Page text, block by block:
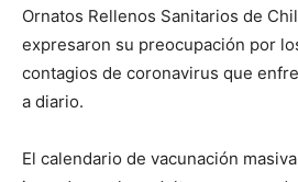
Ornatos Rellenos Sanitarios de
expresaron su preocupación por
contagios de coronavirus que
a diario.
El calendario de vacunación